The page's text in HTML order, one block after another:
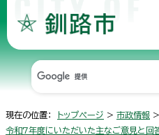
現在の位置： トップページ > 市政情報 >
令和7年度にいただいた主なご意見と回